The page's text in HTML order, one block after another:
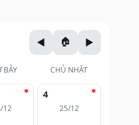
BẢY CHỦ NHẬT
12
4
25/12